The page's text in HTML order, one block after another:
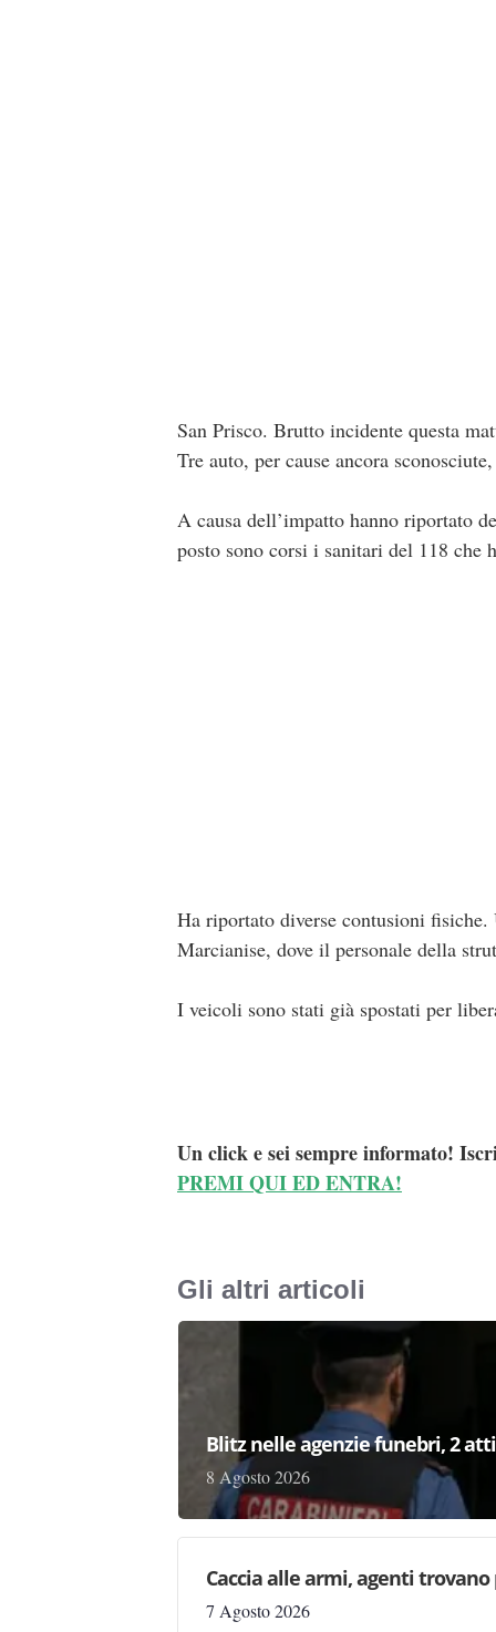
San Prisco. Brutto incidente questa
Tre auto, per cause ancora
A causa dell’impatto hanno riportato
posto sono corsi i sanitari del 118 che
Ha riportato diverse contusioni fisiche.
Marcianise, dove il personale della
I veicoli sono stati già spostati per
Un click e sei sempre informato!
PREMI QUI ED ENTRA!
Gli altri articoli
Blitz nelle agenzie funebri, 2
8 Agosto 2026
Caccia alle armi, agenti
7 Agosto 2026